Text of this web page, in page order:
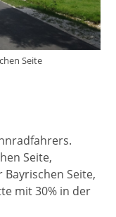
Seite
Seite,
Seite,
mit 30% in der